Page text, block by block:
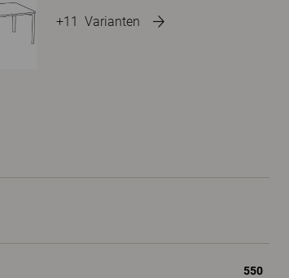
+11 Varianten
550